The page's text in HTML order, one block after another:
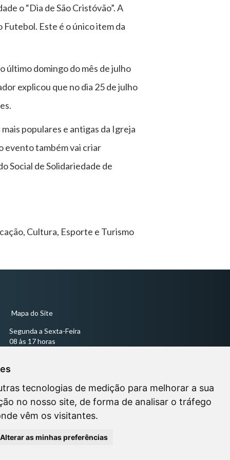
tecnologias de medição para melhorar a sua
no nosso site, de forma de analisar o tráfego
vêm os visitantes.
Alterar as minhas preferências
o “Dia de São Cristóvão”. A
Este é o único item da
último domingo do mês de julho
explicou que no dia 25 de julho
populares e antigas da Igreja
evento também vai criar
Social de Solidariedade de
Cultura, Esporte e Turismo
Mapa do Site
Segunda a Sexta-Feira
08 às 17 horas